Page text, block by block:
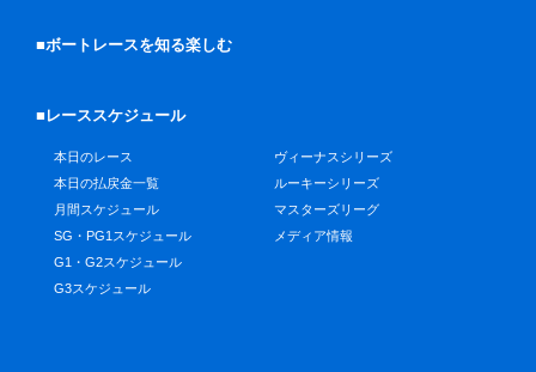
■ボートレースを知る楽しむ
■レーススケジュール
本日のレース
本日の払戻金一覧
月間スケジュール
SG・PG1スケジュール
G1・G2スケジュール
G3スケジュール
ヴィーナスシリーズ
ルーキーシリーズ
マスターズリーグ
メディア情報